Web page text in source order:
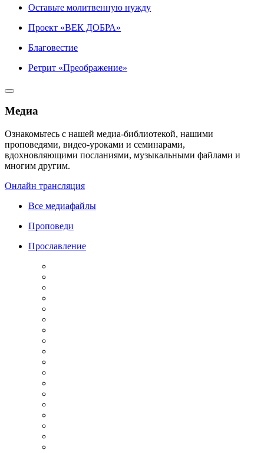
Оставьте молитвенную нужду
Проект «ВЕК ДОБРА»
Благовестие
Ретрит «Преображение»
Медиа
Ознакомьтесь с нашей медиа-библиотекой, нашими
проповедями, видео-уроками и семинарами,
вдохновляющими посланиями, музыкальными файлами и
многим другим.
Онлайн трансляция
Все медиафайлы
Проповеди
Прославление